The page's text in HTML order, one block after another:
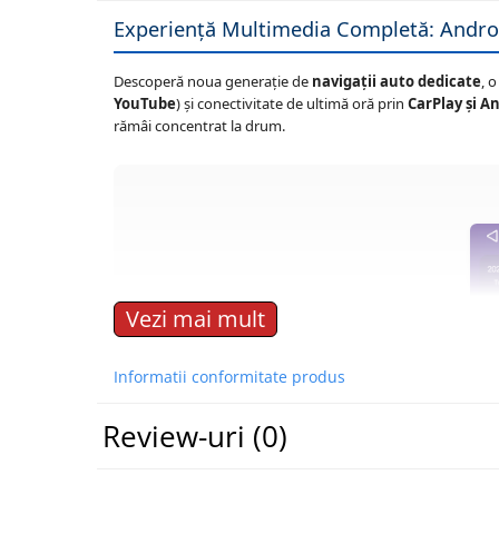
Navigatii KIA
Navigatii Mazda
Navigatii Porsche
Navigatii Chrysler
Experiență Multimedia Completă:
Descoperă noua generație de navigații auto dedicate,
YouTube) și conectivitate de ultimă oră prin CarPlay și
rămâi concentrat la drum.
Vezi mai mult
Informatii conformitate produs
Review-uri (0)